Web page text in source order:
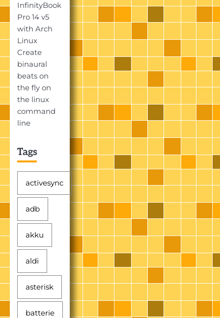
InfinityBook
Pro 14 v5
with Arch
Linux
Create
binaural
beats on
the fly on
the linux
command
line
Tags
activesync
adb
akku
aldi
asterisk
batterie